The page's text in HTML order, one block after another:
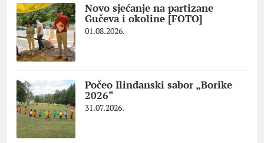
Novo sjećanje na partizane
Gučeva i okoline [FOTO]
01.08.2026.
Počeo Ilindanski sabor „Borike
2026“
31.07.2026.